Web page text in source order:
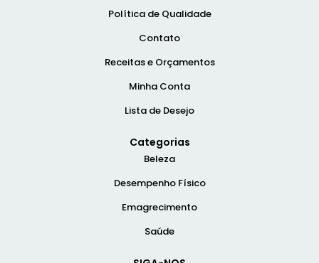
Política de Qualidade
Contato
Receitas e Orçamentos
Minha Conta
Lista de Desejo
Categorias
Beleza
Desempenho Físico
Emagrecimento
Saúde